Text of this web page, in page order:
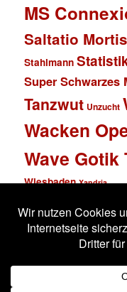
MS
Saltatio Mortis
Stahlmann
Super Schwarzes
Tanzwut Unzucht
Wacken
Wave Gotik
Wiesbaden Xandria
Impressum